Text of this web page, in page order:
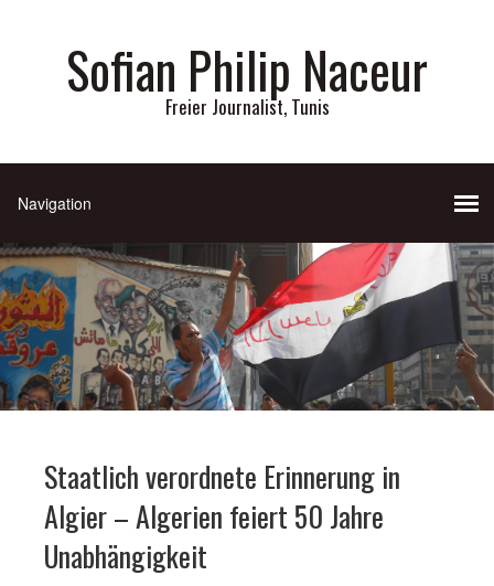
Sofian Philip Naceur
Freier Journalist, Tunis
Staatlich verordnete Erinnerung in
Algier – Algerien feiert 50 Jahre
Unabhängigkeit